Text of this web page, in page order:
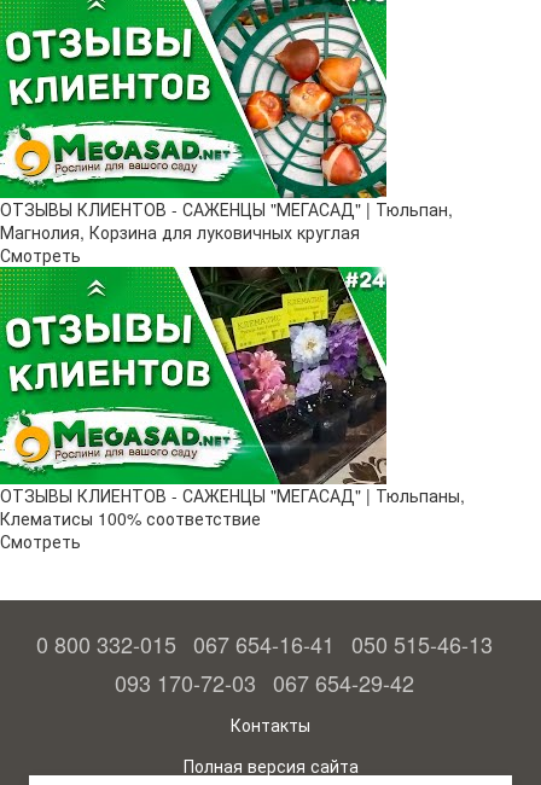
ОТЗЫВЫ КЛИЕНТОВ - САЖЕНЦЫ "МЕГАСАД" | Тюльпан,
Магнолия, Корзина для луковичных круглая
Смотреть
ОТЗЫВЫ КЛИЕНТОВ - САЖЕНЦЫ "МЕГАСАД" | Тюльпаны,
Клематисы 100% соответствие
Смотреть
0 800 332-015 067 654-16-41
050 515-46-13
093 170-72-03 067 654-29-42
Контакты
Полная версия сайта